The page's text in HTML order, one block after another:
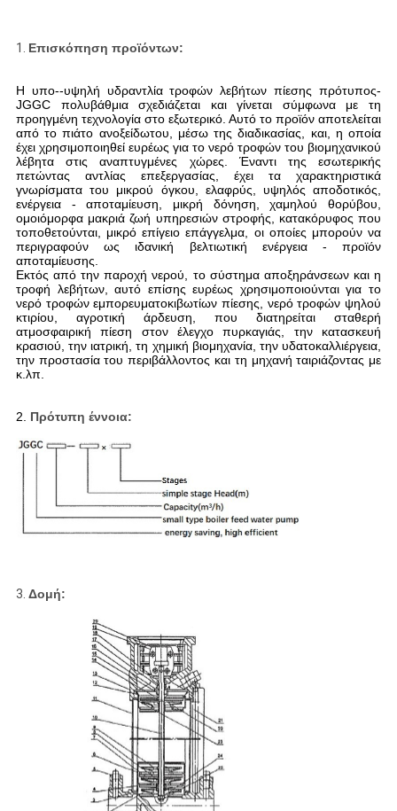
1. Επισκόπηση προϊόντων:
Η υπο--υψηλή υδραντλία τροφών λεβήτων πίεσης πρότυπος-
JGGC πολυβάθμια σχεδιάζεται και γίνεται σύμφωνα με τη
προηγμένη τεχνολογία στο εξωτερικό. Αυτό το προϊόν αποτελείται
από το πιάτο ανοξείδωτου, μέσω της διαδικασίας, και, η οποία
έχει χρησιμοποιηθεί ευρέως για το νερό τροφών του βιομηχανικού
λέβητα στις αναπτυγμένες χώρες. Έναντι της εσωτερικής
πετώντας αντλίας επεξεργασίας, έχει τα χαρακτηριστικά
γνωρίσματα του μικρού όγκου, ελαφρύς, υψηλός αποδοτικός,
ενέργεια - αποταμίευση, μικρή δόνηση, χαμηλού θορύβου,
ομοιόμορφα μακριά ζωή υπηρεσιών στροφής, κατακόρυφος που
τοποθετούνται, μικρό επίγειο επάγγελμα, οι οποίες μπορούν να
περιγραφούν ως ιδανική βελτιωτική ενέργεια - προϊόν
αποταμίευσης.
Εκτός από την παροχή νερού, το σύστημα αποξηράνσεων και η
τροφή λεβήτων, αυτό επίσης ευρέως χρησιμοποιούνται για το
νερό τροφών εμπορευματοκιβωτίων πίεσης, νερό τροφών ψηλού
κτιρίου, αγροτική άρδευση, που διατηρείται σταθερή
ατμοσφαιρική πίεση στον έλεγχο πυρκαγιάς, την κατασκευή
κρασιού, την ιατρική, τη χημική βιομηχανία, την υδατοκαλλιέργεια,
την προστασία του περιβάλλοντος και τη μηχανή ταιριάζοντας με
κ.λπ.
2. Πρότυπη έννοια:
3. Δομή: